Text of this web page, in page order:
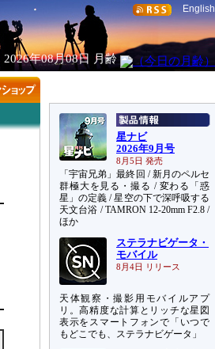
English
2026年08月08日 月齢
星ナビ
2026年9月号
8月5日 発売
「宇宙兄弟」最終回 / 新月のペルセ
群極大を見る・撮る / 変わる「惑
星」の定義 / 星空の下で深呼吸する
天文台浴 / TAMRON 12-20mm F2.8 /
ほか
ステラナビゲータ・
モバイル
8月4日 リリース
天体観察・撮影用モバイルアプ
リ。高精度な計算とリッチな星図
表示をスマートフォンで「いつで
もどこでも、ステラナビゲータ」